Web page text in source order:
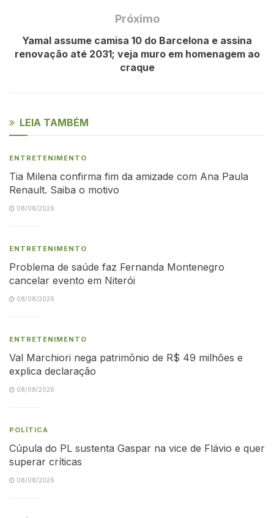
Próximo
Yamal assume camisa 10 do Barcelona e assina
renovação até 2031; veja muro em homenagem ao
craque
LEIA TAMBÉM
ENTRETENIMENTO
Tia Milena confirma fim da amizade com Ana Paula
Renault. Saiba o motivo
08/08/2026
ENTRETENIMENTO
Problema de saúde faz Fernanda Montenegro
cancelar evento em Niterói
08/08/2026
ENTRETENIMENTO
Val Marchiori nega patrimônio de R$ 49 milhões e
explica declaração
08/08/2026
POLÍTICA
Cúpula do PL sustenta Gaspar na vice de Flávio e quer
superar críticas
08/08/2026